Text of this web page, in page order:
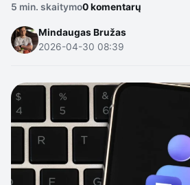
5 min. skaitymo0 komentarų
Mindaugas Bružas
2026-04-30 08:39